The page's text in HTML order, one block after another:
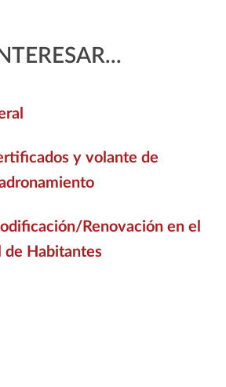
y volante de
Renovación en el
de Habitantes